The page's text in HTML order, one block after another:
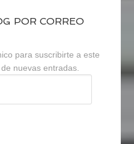
POR CORREO
para suscribirte a este
nuevas entradas.